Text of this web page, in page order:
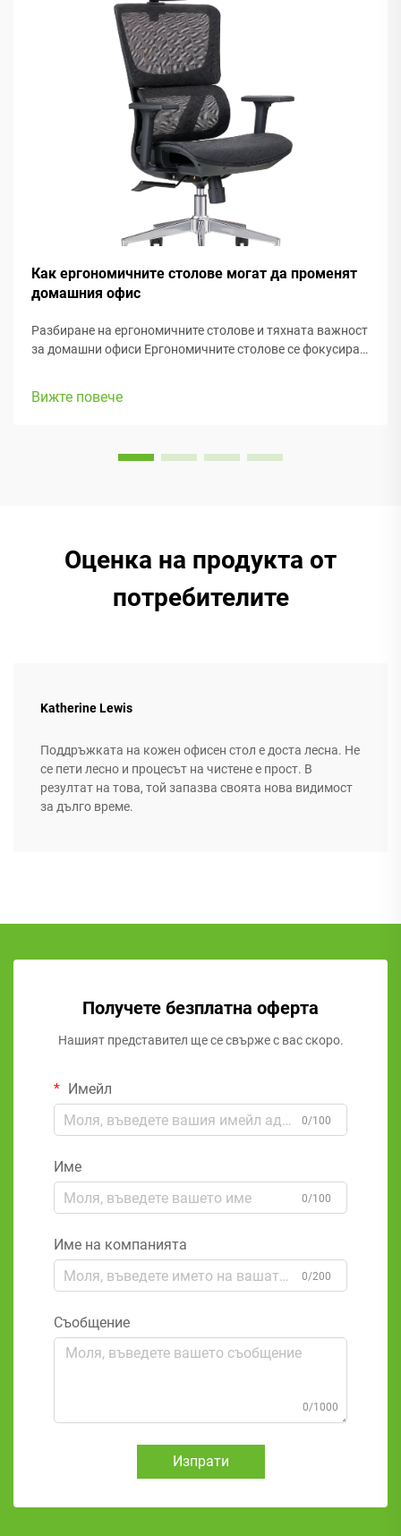
Как ергономичните столове могат да променят
домашния офис
Разбиране на ергономичните столове и тяхната важност
за домашни офиси Ергономичните столове се фокусират
съответстват на различни телосложения и
Вижте повече
Оценка на продукта от
потребителите
Katherine Lewis
Поддръжката на кожен офисен стол е доста лесна. Не
се пети лесно и процесът на чистене е прост. В
резултат на това, той запазва своята нова видимост
за дълго време.
Получете безплатна оферта
Нашият представител ще се свърже с вас скоро.
Имейл
0/100
Име
0/100
Име на компанията
0/200
Съобщение
0/1000
Изпрати